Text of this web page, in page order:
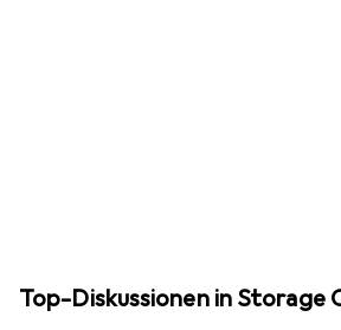
Top-Diskussionen in Storage